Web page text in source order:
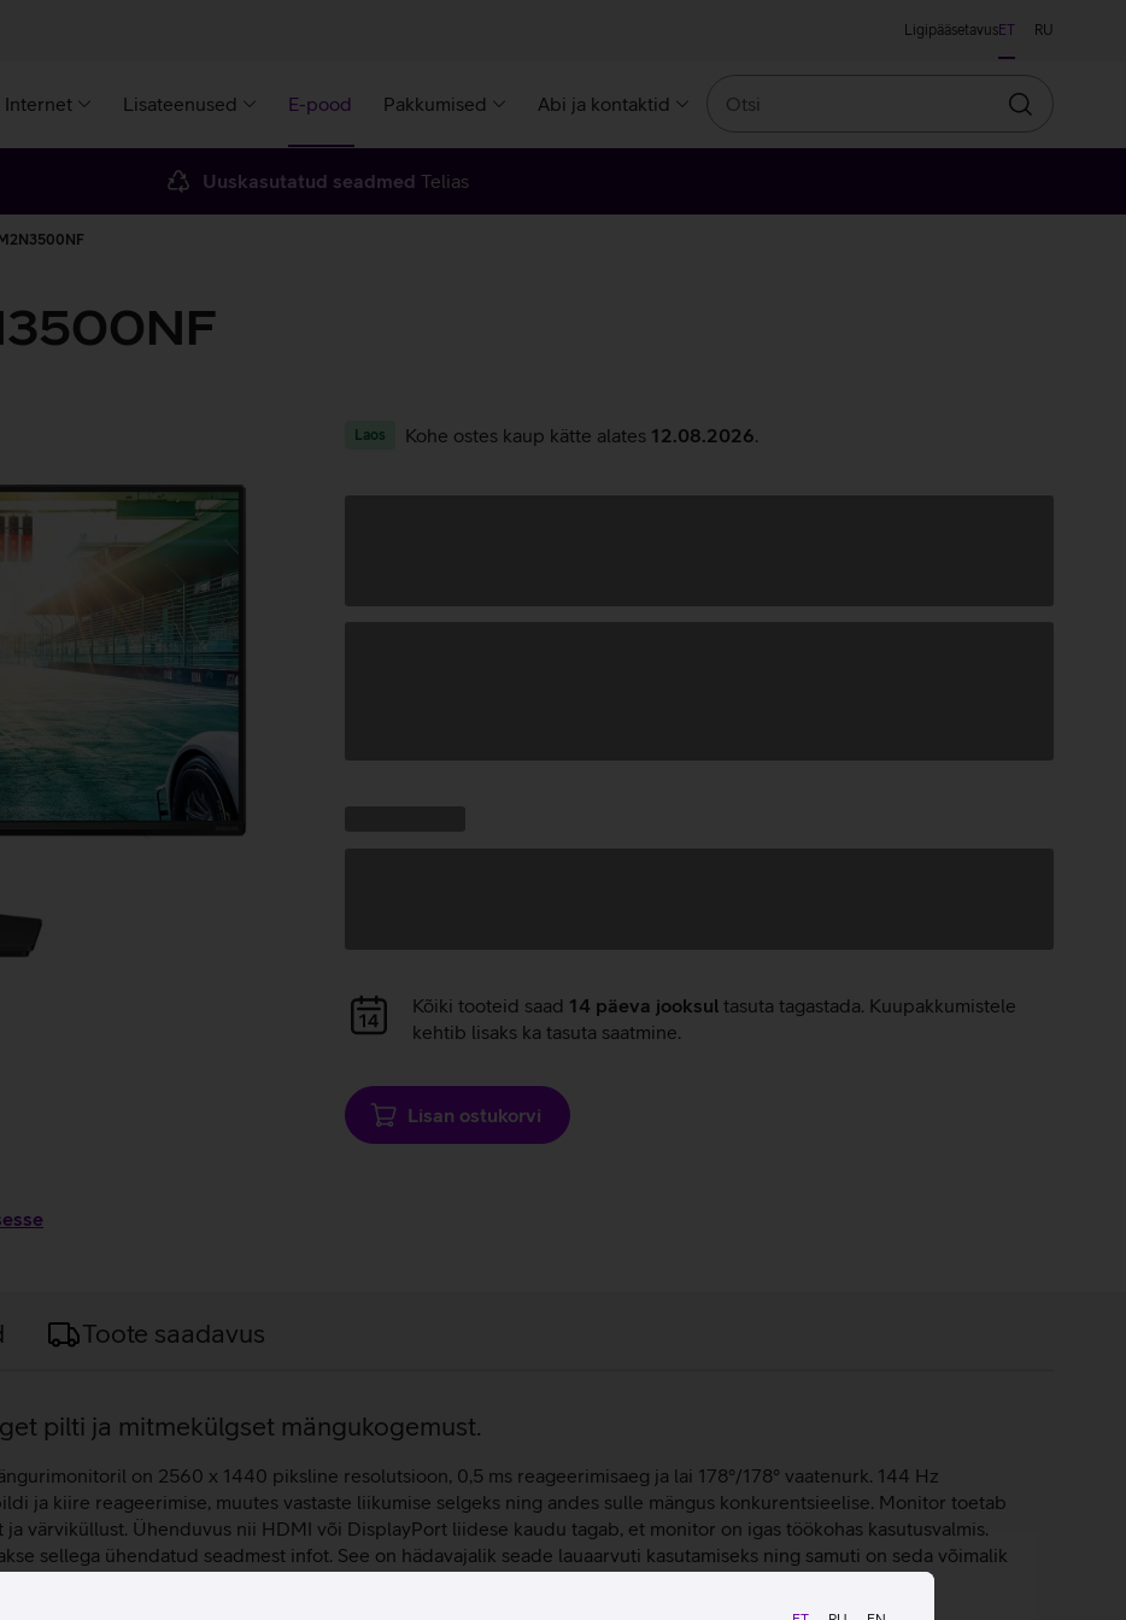
LigipääsetavusET RU
Internet Lisateenused E-pood Pakkumised Abi ja kontaktid
Otsin
Uuskasutatud seadmed Telias
Laos Kohe ostes kaup kätte alates 12.08.2026
Andmete
laadimine
Kõiki tooteid saad 14 päeva jooksul tasuta tagastada. Kuupakkumistele
kehtib lisaks ka tasuta saatmine.
Lisan ostukorvi
Toote saadavus
pilti ja mitmekülgset mängukogemust.
on 2560 x 1440 piksline resolutsioon, 0,5 ms reageerimisaeg ja lai 178°/178° vaatenurk. 144 Hz
ja kiire reageerimise, muutes vastaste liikumise selgeks ning andes sulle mängus konkurentsieelise. Monitor toetab
värviküllust. Ühenduvus nii HDMI või DisplayPort liidese kaudu tagab, et monitor on igas töökohas kasutusvalmis.
sellega ühendatud seadmest infot. See on hädavajalik seade lauaarvuti kasutamiseks ning samuti on seda võimalik
suuremal ekraanil.